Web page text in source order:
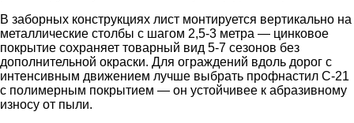
В заборных конструкциях лист монтируется вертикально на
металлические столбы с шагом 2,5-3 метра — цинковое
покрытие сохраняет товарный вид 5-7 сезонов без
дополнительной окраски. Для ограждений вдоль дорог с
интенсивным движением лучше выбрать профнастил С-21
с полимерным покрытием — он устойчивее к абразивному
износу от пыли.